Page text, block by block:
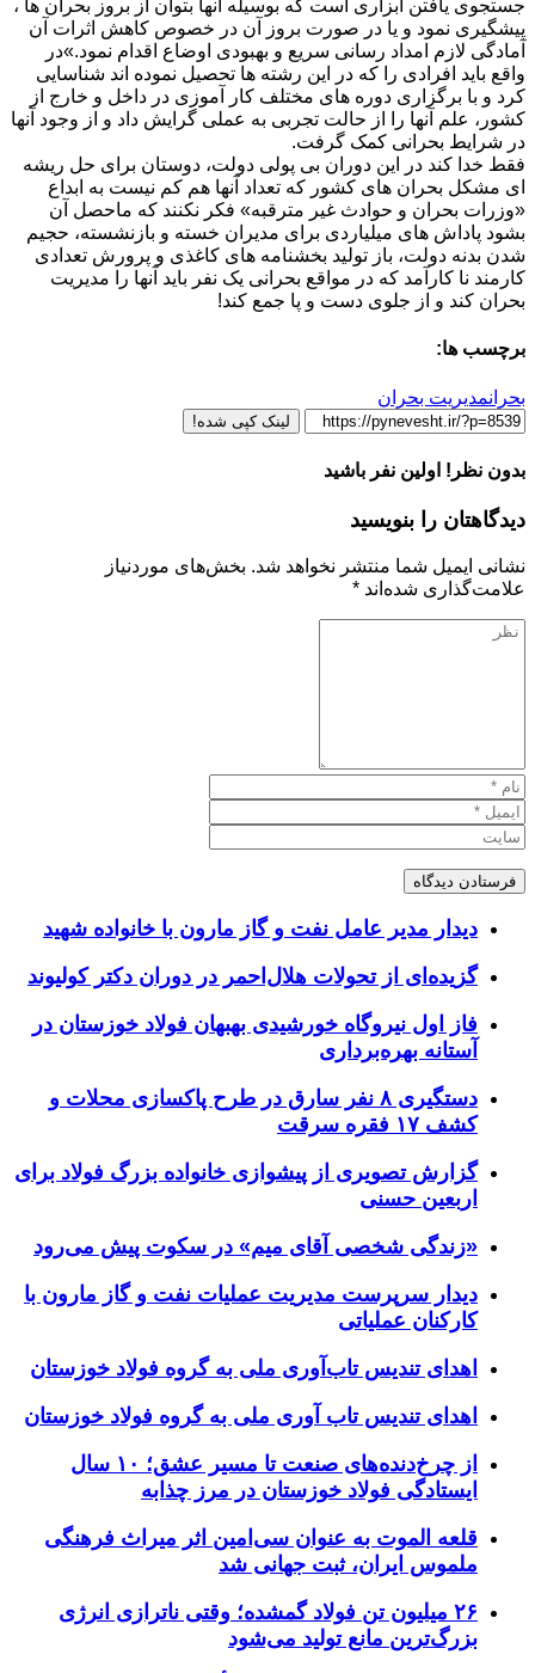
جستجوی یافتن ابزاری است که بوسیله آنها بتوان از بروز بحران ها ،
پیشگیری نمود و یا در صورت بروز آن در خصوص کاهش اثرات آن
آمادگی لازم امداد رسانی سریع و بهبودی اوضاع اقدام نمود.»در
واقع باید افرادی را که در این رشته ها تحصیل نموده اند شناسایی
کرد و با برگزاری دوره های مختلف کار آموزی در داخل و خارج از
کشور، علم آنها را از حالت تجربی به عملی گرایش داد و از وجود آنها
در شرایط بحرانی کمک گرفت.
فقط خدا کند در این دوران بی پولی دولت، دوستان برای حل ریشه
ای مشکل بحران های کشور که تعداد آنها هم کم نیست به ابداع
«وزرات بحران و حوادث غیر مترقبه» فکر نکنند که ماحصل آن
بشود پاداش های میلیاردی برای مدیران خسته و بازنشسته، حجیم
شدن بدنه دولت، باز تولید بخشنامه های کاغذی و پرورش تعدادی
کارمند نا کارآمد که در مواقع بحرانی یک نفر باید آنها را مدیریت
بحران کند و از جلوی دست و پا جمع کند!
برچسب ها:
بحرانمدیریت بحران
لینک کپی شده!
بدون نظر! اولین نفر باشید
دیدگاهتان را بنویسید
نشانی ایمیل شما منتشر نخواهد شد. بخش‌های موردنیاز
علامت‌گذاری شده‌اند *
دیدار مدیر عامل نفت و گاز مارون با خانواده شهید
گزیده‌ای از تحولات هلال‌احمر در دوران دکتر کولیوند
فاز اول نیروگاه خورشیدی بهبهان فولاد خوزستان در
آستانه بهره‌برداری
دستگیری ۸ نفر سارق در طرح پاکسازی محلات و
کشف ۱۷ فقره سرقت
گزارش تصویری از پیشوازی خانواده بزرگ فولاد برای
اربعین حسنی
«زندگی شخصی آقای میم» در سکوت پیش می‌رود
دیدار سرپرست مدیریت عملیات نفت و گاز مارون با
کارکنان عملیاتی
اهدای تندیس تاب‌آوری ملی به گروه فولاد خوزستان
اهدای تندیس تاب آوری ملی به گروه فولاد خوزستان
از چرخ‌دنده‌های صنعت تا مسیر عشق؛ ۱۰ سال
ایستادگی فولاد خوزستان در مرز چذابه
قلعه الموت به عنوان سی‌امین اثر میراث‌ فرهنگی
ملموس ایران، ثبت جهانی شد
۲۶ میلیون تن فولاد گمشده؛ وقتی ناترازی انرژی
بزرگ‌ترین مانع تولید می‌شود